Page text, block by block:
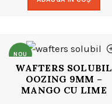
NOU
WAFTERS SOLUBIL
OOZING 9MM –
MANGO CU LIME